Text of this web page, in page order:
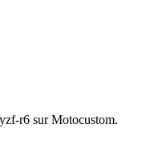
r6 sur Motocustom.